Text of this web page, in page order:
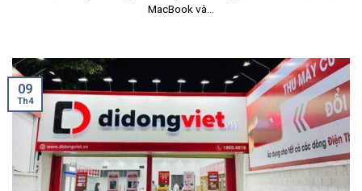
MacBook và...
09
Th4